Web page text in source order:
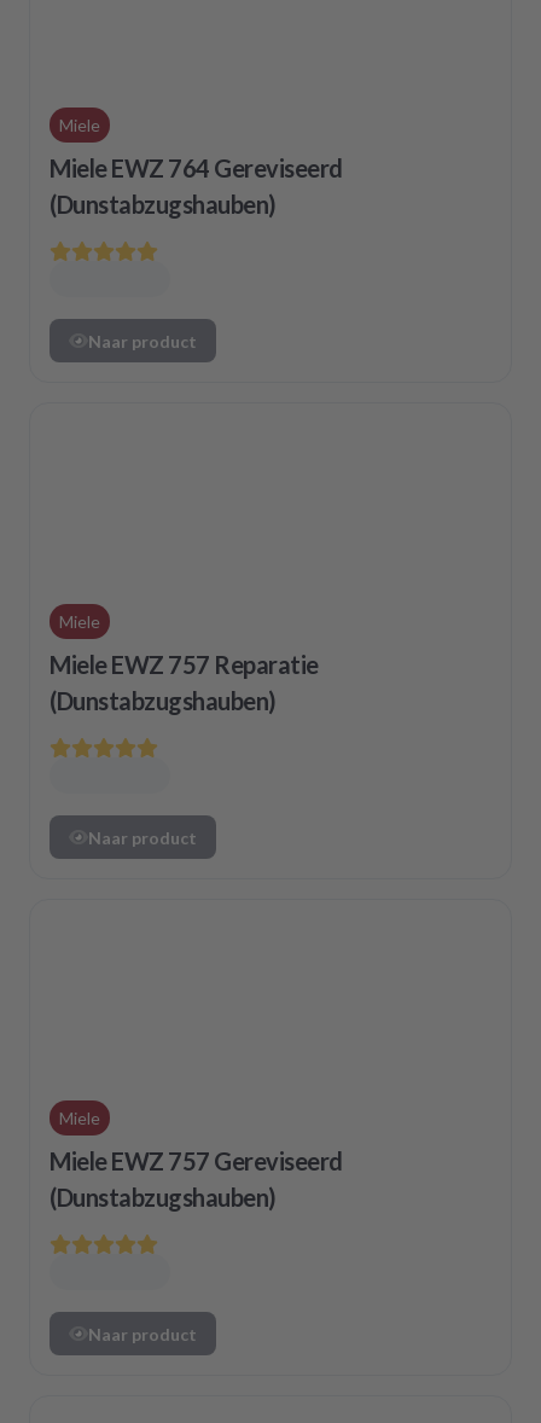
Miele
Miele EWZ 764 Gereviseerd
(Dunstabzugshauben)
Naar product
Miele
Miele EWZ 757 Reparatie
(Dunstabzugshauben)
Naar product
Miele
Miele EWZ 757 Gereviseerd
(Dunstabzugshauben)
Naar product